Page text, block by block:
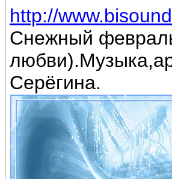
http://
Снежный
Серёгина.